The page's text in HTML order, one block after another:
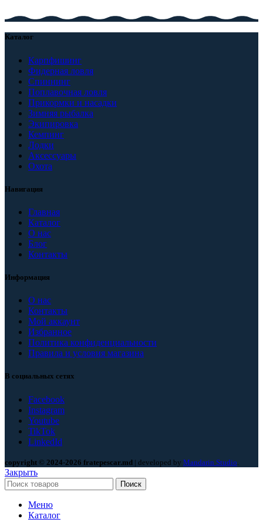
Каталог
Карпфишинг
Фидерная ловля
Спиннинг
Поплавочная ловля
Прикормки и насадки
Зимняя рыбалка
Экипировка
Кемпинг
Лодки
Аксессуары
Охота
Навигация
Главная
Каталог
О нас
Блог
Контакты
Информация
О нас
Контакты
Мой аккаунт
Избранное
Политика конфиденциальности
Правила и условия магазина
В социальных сетях
Facebook
Instagram
Youtube
TikTok
LinkedId
copyright © 2024-2026 fratepescar.md | developed by Mandarin Studio
Закрыть
Поиск
Меню
Каталог